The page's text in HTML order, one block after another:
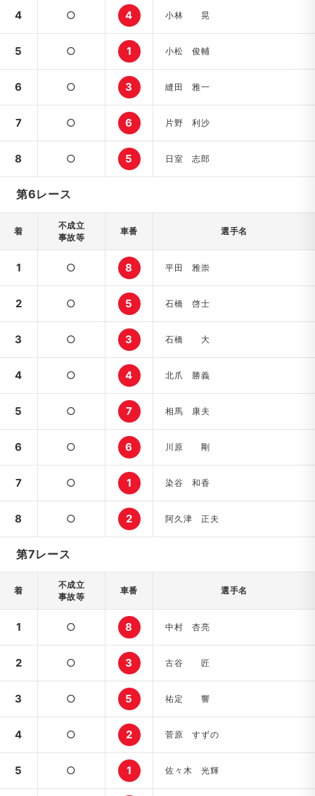
4 ○ 4 小林 晃
5 ○ 1 小松 俊輔
6 ○ 3 縫田 雅一
7 ○ 6 片野 利沙
8 ○ 5 日室 志郎
第6レース
着
不成立
事故等
車番 選手名
1 ○ 8 平田 雅崇
2 ○ 5 石橋 啓士
3 ○ 3 石橋 大
4 ○ 4 北爪 勝義
5 ○ 7 相馬 康夫
6 ○ 6 川原 剛
7 ○ 1 染谷 和香
8 ○ 2 阿久津 正夫
第7レース
着
不成立
事故等
車番 選手名
1 ○ 8 中村 杏亮
2 ○ 3 古谷 匠
3 ○ 5 祐定 響
4 ○ 2 菅原 すずの
5 ○ 1 佐々木 光輝